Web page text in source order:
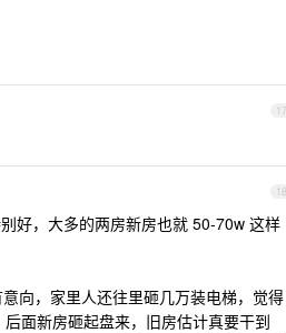
17
18
好，大多的两房新房也就 50-70w 这样
向，家里人还往里砸几万装电梯，觉得
面新房砸起盘来，旧房估计真要干到